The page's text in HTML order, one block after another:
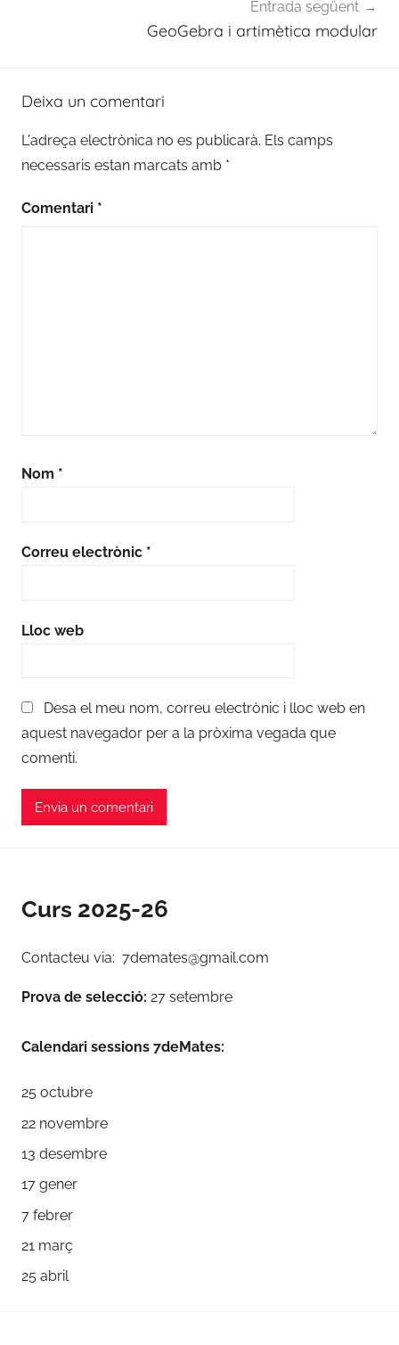
Entrada següent
GeoGebra i artimètica modular
Deixa un comentari
L'adreça electrònica no es publicarà. Els camps
necessaris estan marcats amb *
Comentari *
Nom *
Correu electrònic *
Lloc web
Desa el meu nom, correu electrònic i lloc web en
aquest navegador per a la pròxima vegada que
comenti.
Curs 2025-26
Contacteu via: 7demates@gmail.com
Prova de selecció: 27 setembre
Calendari sessions 7deMates:
25 octubre
22 novembre
13 desembre
17 gener
7 febrer
21 març
25 abril